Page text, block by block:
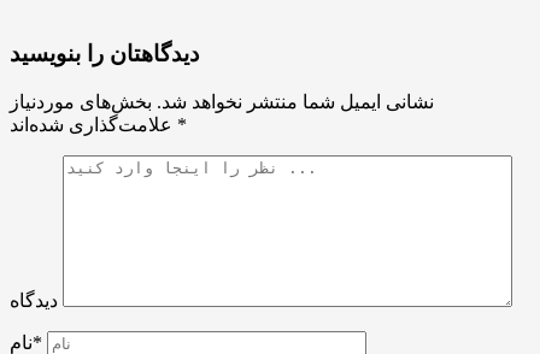
دیدگاهتان را بنویسید
نشانی ایمیل شما منتشر نخواهد شد. بخش‌های موردنیاز
*
دیدگاه
نام*